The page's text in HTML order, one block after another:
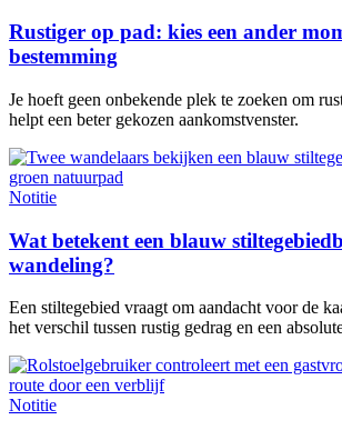
Rustiger op pad: kies een ander
bestemming
Je hoeft geen onbekende plek te zoeken om
helpt een beter gekozen aankomstvenster.
Notitie
Wat betekent een blauw
wandeling?
Een stiltegebied vraagt om aandacht voor de
het verschil tussen rustig gedrag en een
Notitie